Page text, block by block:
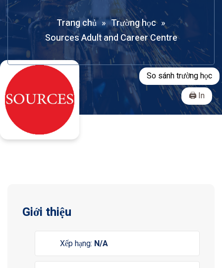
Trang chủ » Trường học »
Sources Adult and Career Centre
So sánh trường học
In
Giới thiệu
Xếp hạng: N/A